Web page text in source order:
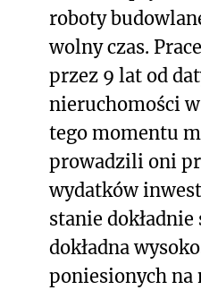
roboty
wolny czas.
przez 9 lat od
nieruchomości w
tego momentu
prowadzili oni
wydatków
stanie
dokładna
poniesionych na